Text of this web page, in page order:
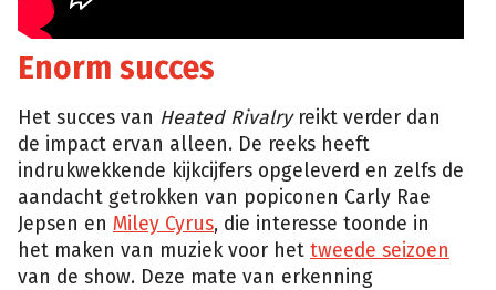
Enorm succes
Het succes van Heated Rivalryreikt verder dan
de impact ervan alleen. De reeks heeft
indrukwekkende kijkcijfers opgeleverd en zelfs de
aandacht getrokken van popiconen Carly Rae
Jepsen en Miley Cyrus, die interesse toonde in
het maken van muziek voor het tweede seizoen
van de show. Deze mate van erkenning